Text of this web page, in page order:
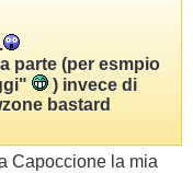
parte (per esmpio
"
) invece di
bastard
Capoccione la mia